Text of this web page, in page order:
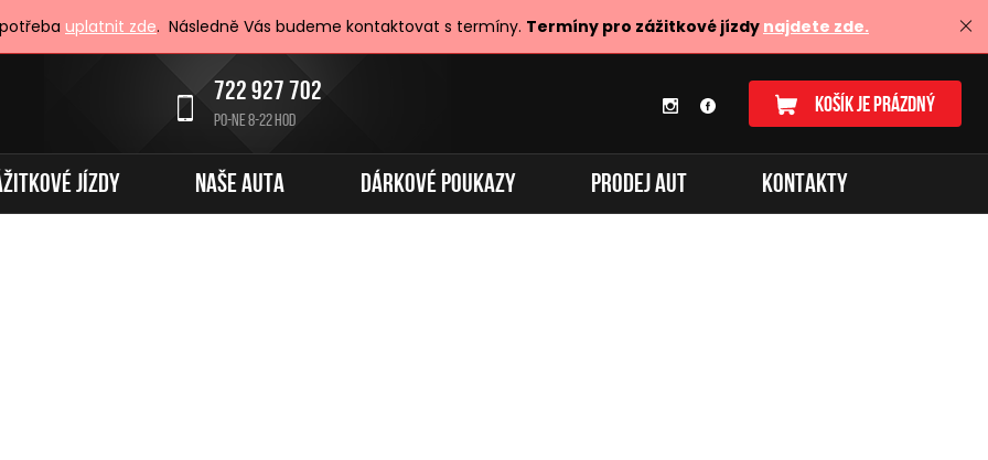
uplatnit zde. Následně Vás budeme kontaktovat s termíny. Termíny pro zážitkové jízdy najdete zde.
722 927 702
PO-NE 8-22 HOD
KOŠÍK JE PRÁZDNÝ
JÍZDY NAŠE AUTA DÁRKOVÉ POUKAZY PRODEJ AUT KONTAKTY